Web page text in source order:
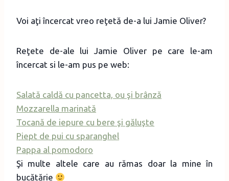
Voi aţi încercat vreo reţetă de-a lui Jamie Oliver?
Reţete de-ale lui Jamie Oliver pe care le-am
încercat si le-am pus pe web:
Salată caldă cu pancetta, ou şi brânză
Mozzarella marinată
Tocană de iepure cu bere şi găluşte
Piept de pui cu sparanghel
Pappa al pomodoro
Şi multe altele care au rămas doar la mine în
bucătărie